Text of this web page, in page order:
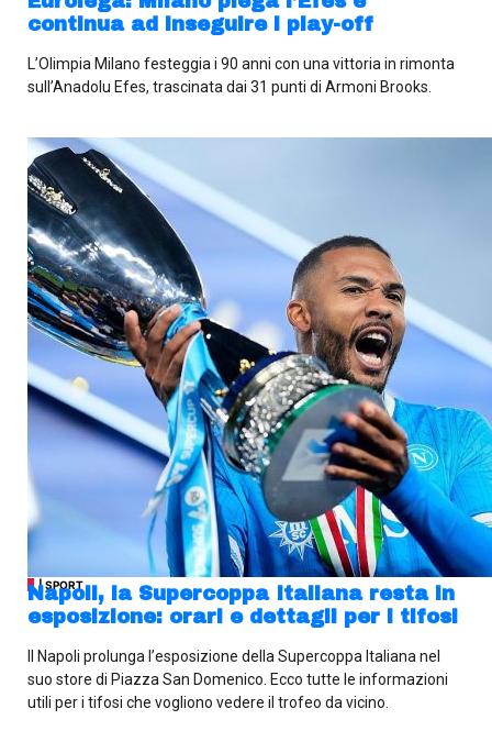
continua ad inseguire i play-off
L’Olimpia Milano festeggia i 90 anni con una vittoria in rimonta
sull’Anadolu Efes, trascinata dai 31 punti di Armoni Brooks.
| SPORT
Napoli, la Supercoppa Italiana resta in
esposizione: orari e dettagli per i tifosi
Il Napoli prolunga l’esposizione della Supercoppa Italiana nel
suo store di Piazza San Domenico. Ecco tutte le informazioni
utili per i tifosi che vogliono vedere il trofeo da vicino.